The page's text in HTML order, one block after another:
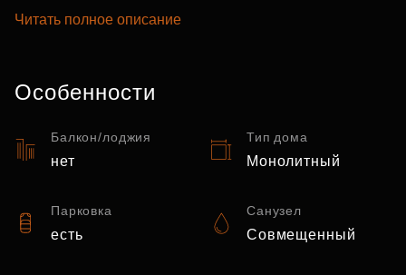
Читать полное описание
Особенности
Балкон/лоджия
нет
Тип дома
Монолитный
Парковка
есть
Санузел
Совмещенный